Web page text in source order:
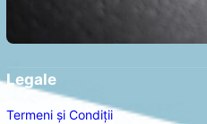
Legale
Termeni și Condiții